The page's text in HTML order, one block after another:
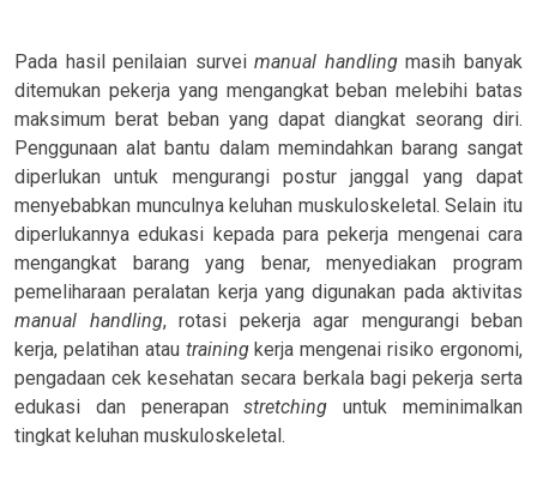
Pada hasil penilaian surveimanual handlingmasih banyak
ditemukan pekerja yang mengangkat beban melebihi batas
maksimum berat beban yang dapat diangkat seorang diri.
Penggunaan alat bantu dalam memindahkan barang sangat
diperlukan untuk mengurangi postur janggal yang dapat
menyebabkan munculnya keluhan muskuloskeletal. Selain itu
diperlukannya edukasi kepada para pekerja mengenai cara
mengangkat barang yang benar, menyediakan program
pemeliharaan peralatan kerja yang digunakan pada aktivitas
manual handling, rotasi pekerja agar mengurangi beban
kerja, pelatihan atau trainingkerja mengenai risiko ergonomi,
pengadaan cek kesehatan secara berkala bagi pekerja serta
edukasi dan penerapanstretchinguntuk meminimalkan
tingkat keluhan muskuloskeletal.